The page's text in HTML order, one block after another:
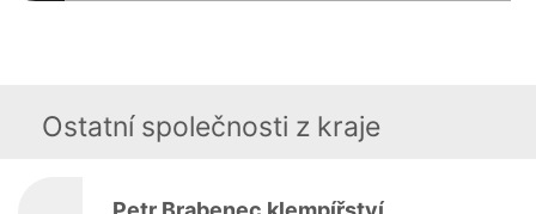
Ostatní společnosti z kraje